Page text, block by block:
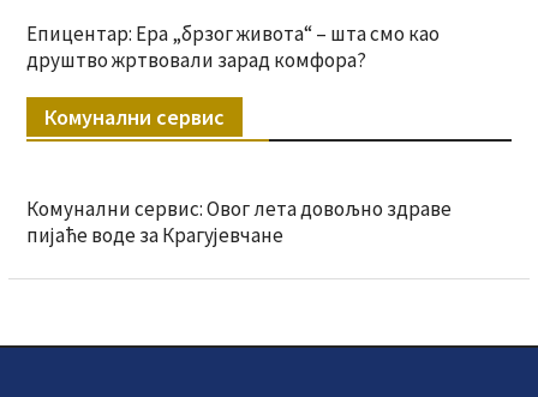
Епицентар: Ера „брзог живота“ – шта смо као
друштво жртвовали зарад комфора?
Комунални сервис
Комунални сервис: Овог лета довољно здраве
пијаће воде за Крагујевчане